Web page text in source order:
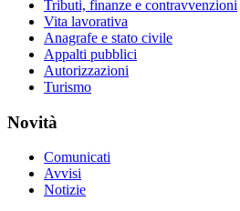
Tributi, finanze e contravvenzioni
Vita lavorativa
Anagrafe e stato civile
Appalti pubblici
Autorizzazioni
Turismo
Novità
Comunicati
Avvisi
Notizie